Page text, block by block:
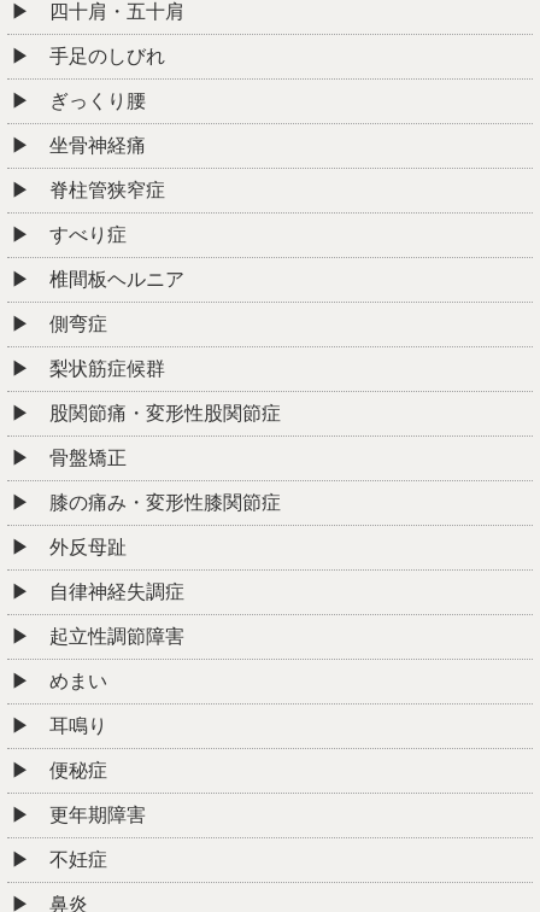
四十肩・五十肩
手足のしびれ
ぎっくり腰
坐骨神経痛
脊柱管狭窄症
すべり症
椎間板ヘルニア
側弯症
梨状筋症候群
股関節痛・変形性股関節症
骨盤矯正
膝の痛み・変形性膝関節症
外反母趾
自律神経失調症
起立性調節障害
めまい
耳鳴り
便秘症
更年期障害
不妊症
鼻炎